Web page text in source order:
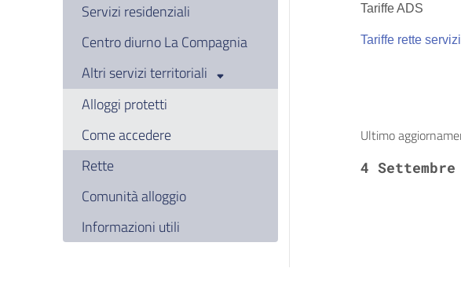
Servizi residenziali
Centro diurno La Compagnia
Altri servizi territoriali
Alloggi protetti
Come accedere
Rette
Comunità alloggio
Informazioni utili
Tariffe ADS
Tariffe rette
Ultimo
4